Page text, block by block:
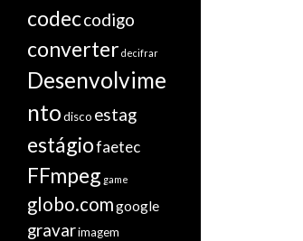
codeccodigo
converter decifrar
Desenvolvime
ntodisco estag
estágiofaetec
FFmpeg game
globo.comgoogle
gravarimagem